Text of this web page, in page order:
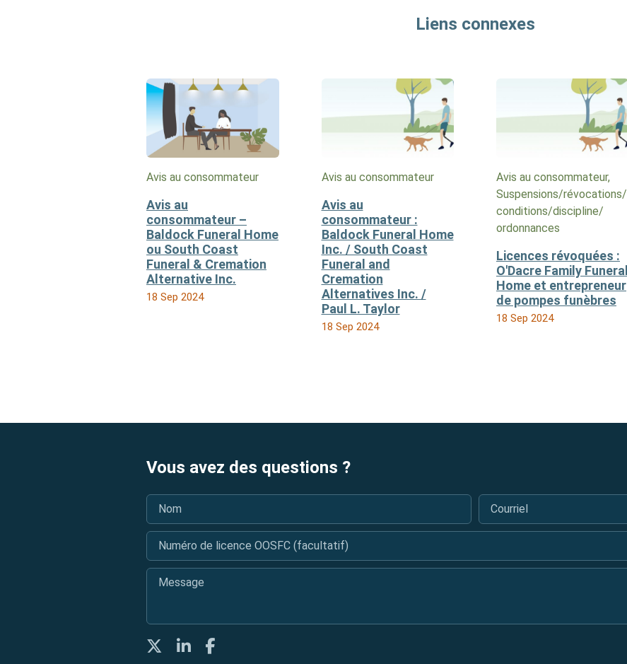
Liens connexes
Avis au consommateur
Avis au
consommateur –
Baldock Funeral Home
ou South Coast
Funeral & Cremation
Alternative Inc.
18 Sep 2024
Avis au consommateur
Avis au
consommateur :
Baldock Funeral Home
Inc. / South Coast
Funeral and
Cremation
Alternatives Inc. /
Paul L. Taylor
18 Sep 2024
Avis au consommateur,
Suspensions/​révocations/​
conditions/​discipline/​
ordonnances
Licences révoquées :
O'Dacre Family Funeral
Home et entrepreneur
de pompes funèbres
18 Sep 2024
Vous avez des questions ?
Nom Courriel
Numéro de licence OOSFC (facultatif)
Message
TwitterLinkedInFacebook